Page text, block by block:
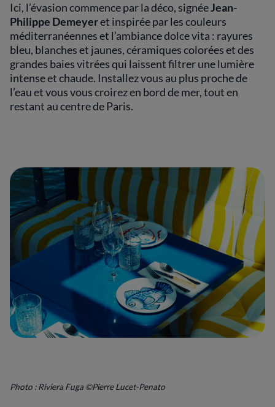
Ici, l’évasion commence par la déco, signéeJean-
Philippe Demeyeret inspirée par les couleurs
méditerranéennes et l’ambiance dolce vita : rayures
bleu, blanches et jaunes, céramiques colorées et des
grandes baies vitrées qui laissent filtrer une lumière
intense et chaude. Installez vous au plus proche de
l’eau et vous vous croirez en bord de mer, tout en
restant au centre de Paris.
Photo : Riviera Fuga ©Pierre Lucet-Penato